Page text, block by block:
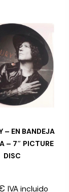
MÁS
– EN BANDEJA
– 7″ PICTURE
DISC
IVA incluido